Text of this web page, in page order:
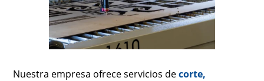
Nuestra empresa ofrece servicios decorte,